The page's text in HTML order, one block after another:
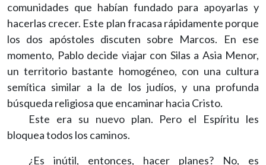
comunidades que habían fundado para apoyarlas y
hacerlas crecer. Este plan fracasa rápidamente porque
los dos apóstoles discuten sobre Marcos. En ese
momento, Pablo decide viajar con Silas a Asia Menor,
un territorio bastante homogéneo, con una cultura
semítica similar a la de los judíos, y una profunda
búsqueda religiosa que encaminar hacia Cristo.
Este era su nuevo plan. Pero el Espíritu les
bloquea todos los caminos.
¿Es inútil, entonces, hacer planes? No, es